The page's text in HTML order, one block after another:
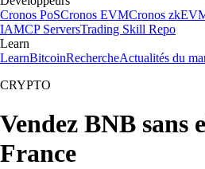
Cronos PoSCronos EVMCronos
IAMCP ServersTrading Skill Repo
Learn
LearnBitcoinRechercheActualités du
CRYPTO
Vendez BNB sans
France